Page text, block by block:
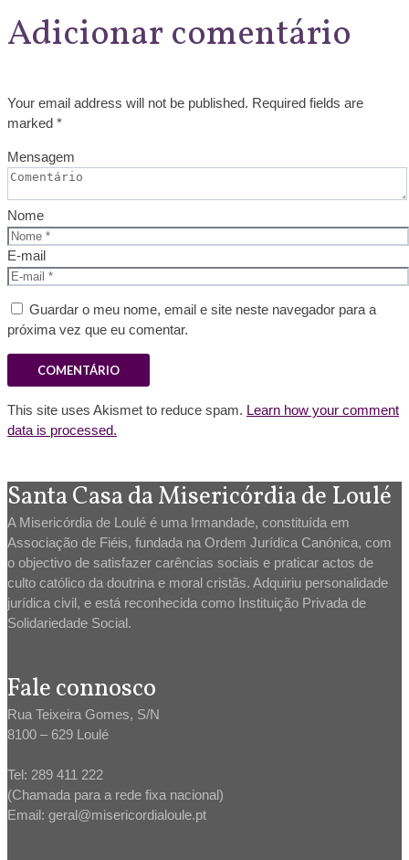
Adicionar comentário
Your email address will not be published. Required fields are
marked *
Mensagem
Nome
E-mail
Guardar o meu nome, email e site neste navegador para a
próxima vez que eu comentar.
This site uses Akismet to reduce spam. Learn how your comment
data is processed.
Santa Casa da Misericórdia de Loulé
A Misericórdia de Loulé é uma Irmandade, constituída em
Associação de Fiéis, fundada na Ordem Jurídica Canónica, com
o objectivo de satisfazer carências sociais e praticar actos de
culto católico da doutrina e moral cristãs. Adquiriu personalidade
jurídica civil, e está reconhecida como Instituição Privada de
Solidariedade Social.
Fale connosco
Rua Teixeira Gomes, S/N
8100 – 629 Loulé
Tel: 289 411 222
(Chamada para a rede fixa nacional)
Email: geral@misericordialoule.pt